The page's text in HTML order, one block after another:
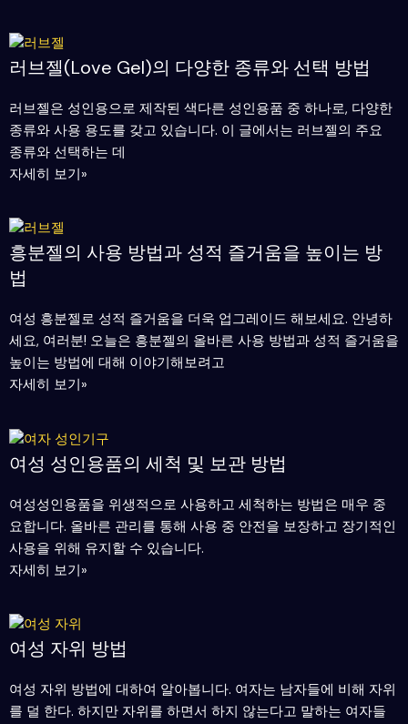
러브젤(Love Gel)의 다양한 종류와 선택 방법
러브젤은 성인용으로 제작된 색다른 성인용품 중 하나로, 다양한
종류와 사용 용도를 갖고 있습니다. 이 글에서는 러브젤의 주요
종류와 선택하는 데
자세히 보기»
흥분젤의 사용 방법과 성적 즐거움을 높이는 방
법
여성 흥분젤로 성적 즐거움을 더욱 업그레이드 해보세요. 안녕하
세요, 여러분! 오늘은 흥분젤의 올바른 사용 방법과 성적 즐거움을
높이는 방법에 대해 이야기해보려고
자세히 보기»
여성 성인용품의 세척 및 보관 방법
여성성인용품을 위생적으로 사용하고 세척하는 방법은 매우 중
요합니다. 올바른 관리를 통해 사용 중 안전을 보장하고 장기적인
사용을 위해 유지할 수 있습니다.
자세히 보기»
여성 자위 방법
여성 자위 방법에 대하여 알아봅니다. 여자는 남자들에 비해 자위
를 덜 한다. 하지만 자위를 하면서 하지 않는다고 말하는 여자들
a
e
a
e
a
e
a
e